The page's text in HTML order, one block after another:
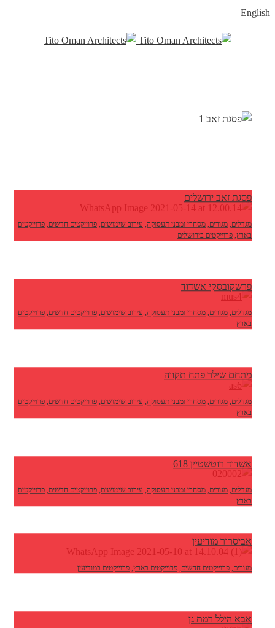
English
פסגת זאב ירושלים
מגדלים מגורים מסחרי ומבני תעסוקה עירוב שימושים פרוייקטים חדשים פרוייקטים
בארץ פרוייקטים בירושלים
פרשקובסקי אשדוד
מגדלים, מגורים, מסחרי ומבני תעסוקה, עירוב שימושים, פרוייקטים חדשים, פרוייקטים
בארץ
מתחם שילר פתח תקווה
מגדלים, מגורים, מסחרי ומבני תעסוקה, עירוב שימושים, פרוייקטים חדשים, פרוייקטים
בארץ
אשדוד רוטשטיין 618
מגדלים, מגורים, מסחרי ומבני תעסוקה, עירוב שימושים, פרוייקטים חדשים, פרוייקטים
בארץ
אביסרור מודיעין
מגורים, פרוייקטים חדשים, פרוייקטים בארץ, פרוייקטים במודיעין
אבא הילל רמת גן